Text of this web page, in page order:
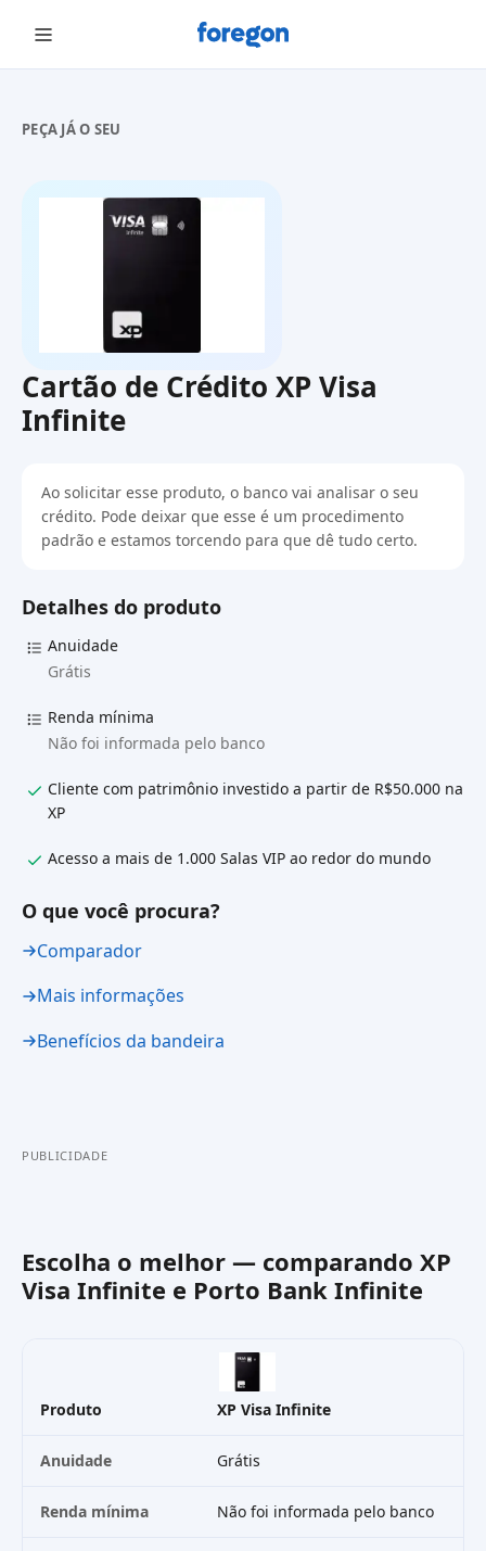
Foregon.com
PEÇA JÁ O SEU
Cartão de Crédito XP Visa
Infinite
Ao solicitar esse produto, o banco vai analisar o seu
crédito. Pode deixar que esse é um procedimento
padrão e estamos torcendo para que dê tudo certo.
Detalhes do produto
Anuidade
Grátis
Renda mínima
Não foi informada pelo banco
Cliente com patrimônio investido a partir de R$50.000 na
XP
Acesso a mais de 1.000 Salas VIP ao redor do mundo
O que você procura?
Comparador
Mais informações
Benefícios da bandeira
PUBLICIDADE
Escolha o melhor — comparando XP
Visa Infinite e Porto Bank Infinite
Produto XP Visa Infinite
Anuidade Grátis
Renda mínima Não foi informada pelo banco